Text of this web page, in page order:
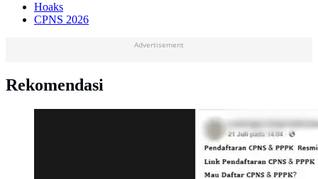
Hoaks
CPNS 2026
Advertisement
Rekomendasi